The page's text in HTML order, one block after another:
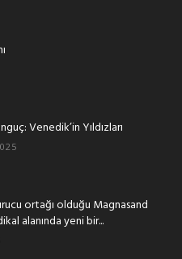
Venedik’in Yıldızları
ortağı olduğu Magnasand
alanında yeni bir...